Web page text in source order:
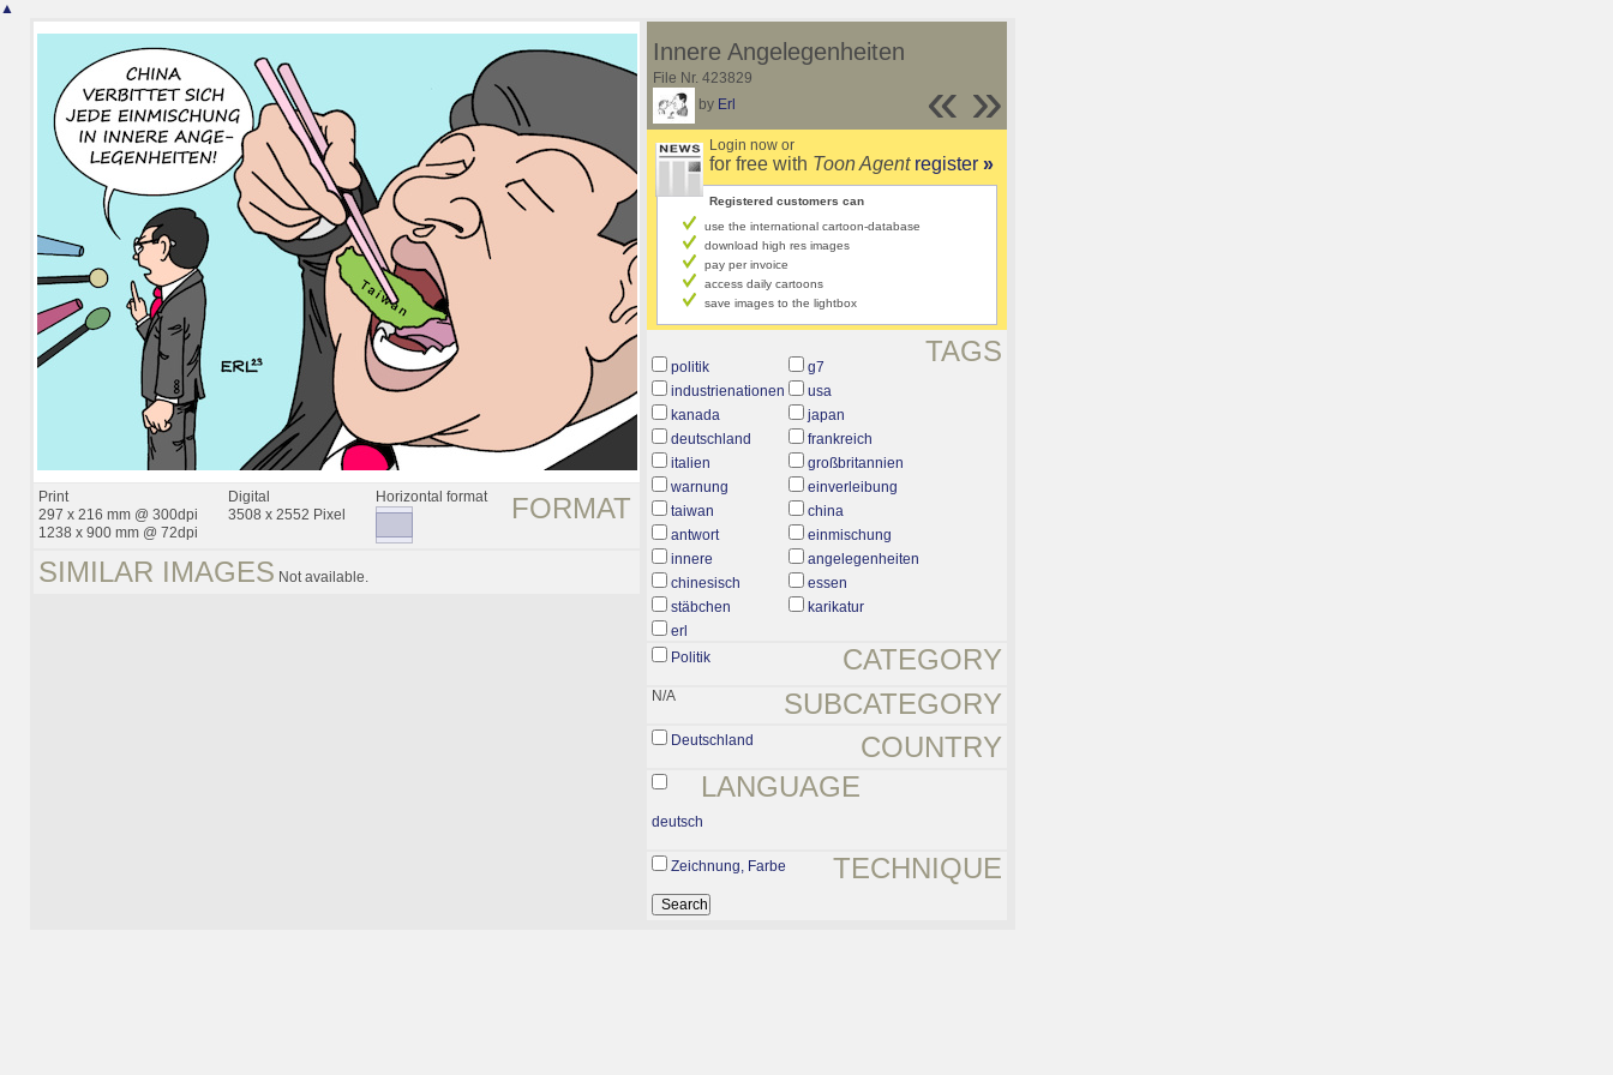
▲
FORMAT
Print
297 x 216 mm @ 300dpi
1238 x 900 mm @ 72dpi
Digital
3508 x 2552 Pixel
Horizontal format
SIMILAR IMAGES Not available.
»
«
Innere Angelegenheiten
File Nr. 423829
by Erl
Login now or
for free with Toon Agent register »
Registered customers can
use the international cartoon-database
download high res images
pay per invoice
access daily cartoons
save images to the lightbox
TAGS
politik
g7
industrienationen
usa
kanada
japan
deutschland
frankreich
italien
großbritannien
warnung
einverleibung
taiwan
china
antwort
einmischung
innere
angelegenheiten
chinesisch
essen
stäbchen
karikatur
erl
CATEGORY
Politik
SUBCATEGORY
N/A
COUNTRY
Deutschland
LANGUAGE
deutsch
TECHNIQUE
Zeichnung, Farbe